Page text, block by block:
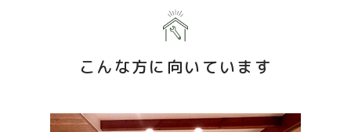
こんな方に向いています